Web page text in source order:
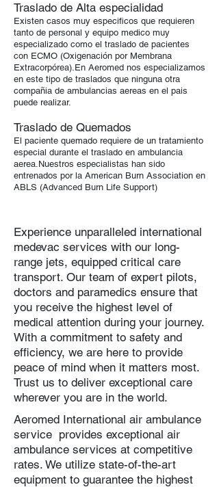
Traslado de Alta especialidad
Existen casos muy especificos que requieren
tanto de personal y equipo medico muy
especializado como el traslado de pacientes
con ECMO (Oxigenación por Membrana
Extracorpórea).En Aeromed nos especializamos
en este tipo de traslados que ninguna otra
compañia de ambulancias aereas en el pais
puede realizar.
Traslado de Quemados
El paciente quemado requiere de un tratamiento
especial durante el traslado en ambulancia
aerea.Nuestros especialistas han sido
entrenados por la American Burn Association en
ABLS (Advanced Burn Life Support)
Experience unparalleled international
medevac services with our long-
range jets, equipped critical care
transport. Our team of expert pilots,
doctors and paramedics ensure that
you receive the highest level of
medical attention during your journey.
With a commitment to safety and
efficiency, we are here to provide
peace of mind when it matters most.
Trust us to deliver exceptional care
wherever you are in the world.
Aeromed International air ambulance
service provides exceptional air
ambulance services at competitive
rates. We utilize state-of-the-art
equipment to guarantee the highest